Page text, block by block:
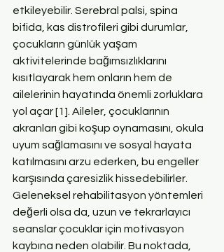
etkileyebilir. Serebral palsi, spina
bifida, kas distrofileri gibi durumlar,
çocukların günlük yaşam
aktivitelerinde bağımsızlıklarını
kısıtlayarak hem onların hem de
ailelerinin hayatında önemli zorluklara
yol açar [1]. Aileler, çocuklarının
akranları gibi koşup oynamasını, okula
uyum sağlamasını ve sosyal hayata
katılmasını arzu ederken, bu engeller
karşısında çaresizlik hissedebilirler.
Geleneksel rehabilitasyon yöntemleri
değerli olsa da, uzun ve tekrarlayıcı
seanslar çocuklar için motivasyon
kaybına neden olabilir. Bu noktada,